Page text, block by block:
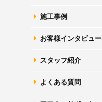
施工事例
お客様インタビュー
スタッフ紹介
よくある質問